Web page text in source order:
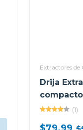
Extractores de
Drija
negro
(1)
$79.99